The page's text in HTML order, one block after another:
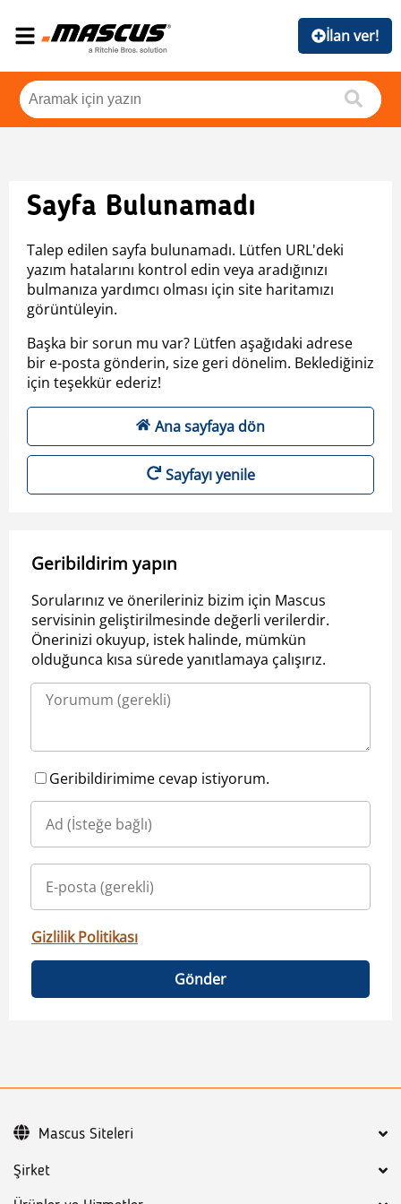
İlan ver!
Sayfa Bulunamadı
Talep edilen sayfa bulunamadı. Lütfen URL'deki
yazım hatalarını kontrol edin veya aradığınızı
bulmanıza yardımcı olması için site haritamızı
görüntüleyin.
Başka bir sorun mu var? Lütfen aşağıdaki adrese
bir e-posta gönderin, size geri dönelim. Beklediğiniz
için teşekkür ederiz!
Ana sayfaya dön
Sayfayı yenile
Geribildirim yapın
Sorularınız ve önerileriniz bizim için Mascus
servisinin geliştirilmesinde değerli verilerdir.
Önerinizi okuyup, istek halinde, mümkün
olduğunca kısa sürede yanıtlamaya çalışırız.
Geribildirimime cevap istiyorum.
Gizlilik Politikası
Gönder
Şirket
Mascus Siteleri